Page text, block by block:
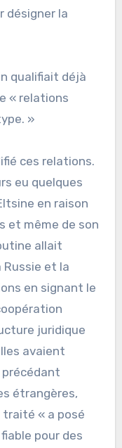
désigner la
qualifiait déjà
« relations
»
ces relations.
eu quelques
en raison
et même de son
allait
Russie et la
en signant le
juridique
avaient
précédant
étrangères,
traité « a posé
pour des